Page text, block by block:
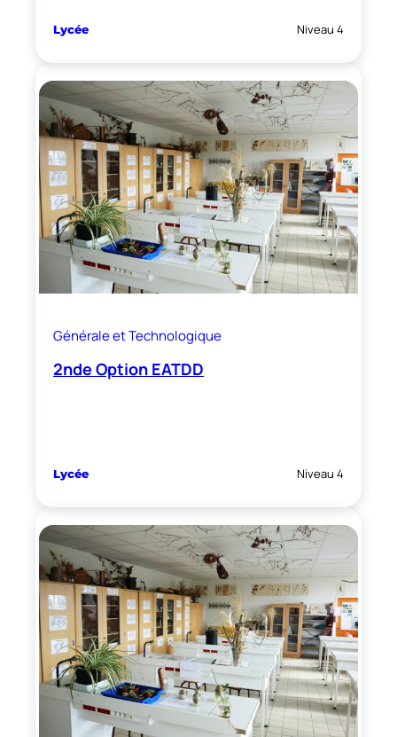
Lycée Niveau 4
Générale et Technologique
2nde Option EATDD
Lycée Niveau 4